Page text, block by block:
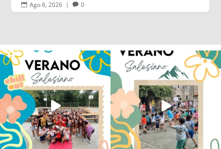
 Ago 6, 2026
Los alumnos de 6º de Primaria, 1º y 2º
de la ESO...
146 2
La diversión y la alegría también se han
sentido...
97 0